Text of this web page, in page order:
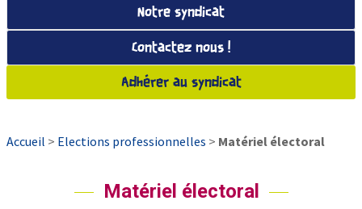
Notre syndicat
Contactez nous !
Adhérer au syndicat
Accueil > Elections professionnelles > Matériel électoral
Matériel électoral